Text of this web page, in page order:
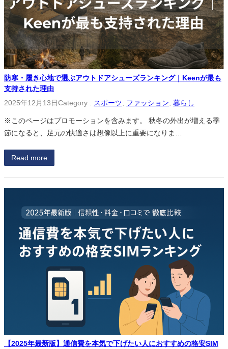
防寒・履き心地で選ぶアウトドアシューズランキング｜Keenが最も
支持された理由
2025年12月13日Category : スポーツ ファッション 暮らし
※このページはプロモーションを含みます。 秋冬の外出が増える季
節になると、足元の快適さは想像以上に重要になりま…
Read more
【2025年最新版】通信費を本気で下げたい人におすすめの格安SIM